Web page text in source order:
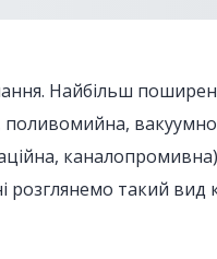
Найбільш
поливомийна,
розглянемо такий вид